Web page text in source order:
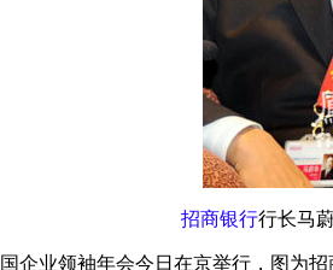
招商银行行长马
企业领袖年会今日在京举行，图为